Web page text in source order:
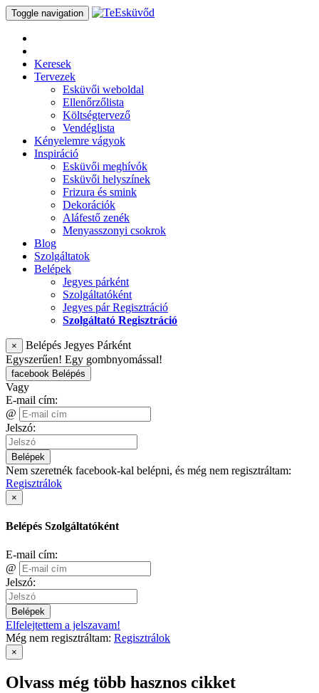
Toggle navigation
Keresek
Tervezek
Esküvői weboldal
Ellenőrzőlista
Költségtervező
Vendéglista
Kényelemre vágyok
Inspiráció
Esküvői meghívók
Esküvői helyszínek
Frizura és smink
Dekorációk
Aláfestő zenék
Menyasszonyi csokrok
Blog
Szolgáltatok
Belépek
Jegyes párként
Szolgáltatóként
Jegyes pár Regisztráció
Szolgáltató Regisztráció
×
Belépés Jegyes Párként
Egyszerűen! Egy gombnyomással!
facebook Belépés
Vagy
E-mail cím:
@
Jelszó:
Belépek
Nem szeretnék facebook-kal belépni, és még nem regisztráltam:
Regisztrálok
×
Belépés Szolgáltatóként
E-mail cím:
@
Jelszó:
Belépek
Elfelejtettem a jelszavam!
Még nem regisztráltam: Regisztrálok
×
Olvass még több hasznos cikket